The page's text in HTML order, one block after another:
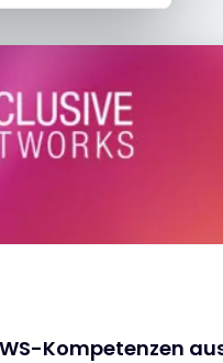
Kompetenzen